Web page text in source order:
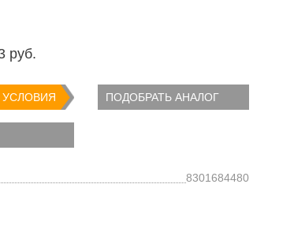
руб.
ПОДОБРАТЬ АНАЛОГ
8301684480